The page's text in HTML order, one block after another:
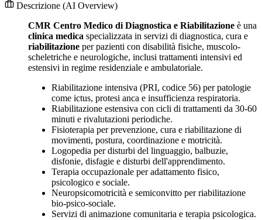
Descrizione (AI Overview)
CMR Centro Medico di Diagnostica e Riabilitazione è una
clinica medica specializzata in servizi di diagnostica, cura e
riabilitazione per pazienti con disabilità fisiche, muscolo-
scheletriche e neurologiche, inclusi trattamenti intensivi ed
estensivi in regime residenziale e ambulatoriale.
Riabilitazione intensiva (PRI, codice 56) per patologie
come ictus, protesi anca e insufficienza respiratoria.
Riabilitazione estensiva con cicli di trattamenti da 30-60
minuti e rivalutazioni periodiche.
Fisioterapia per prevenzione, cura e riabilitazione di
movimenti, postura, coordinazione e motricità.
Logopedia per disturbi del linguaggio, balbuzie,
disfonie, disfagie e disturbi dell'apprendimento.
Terapia occupazionale per adattamento fisico,
psicologico e sociale.
Neuropsicomotricità e semiconvitto per riabilitazione
bio-psico-sociale.
Servizi di animazione comunitaria e terapia psicologica.